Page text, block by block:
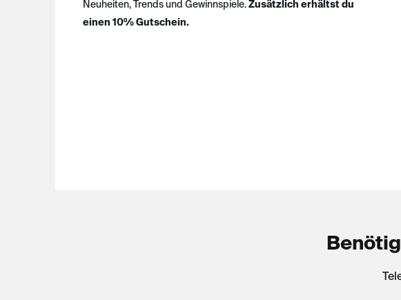
Neuheiten, Trends und Gewinnspiele.Zusätzlich erhältst du
einen 10% Gutschein.